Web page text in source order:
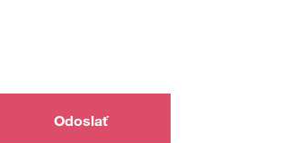
Odoslať